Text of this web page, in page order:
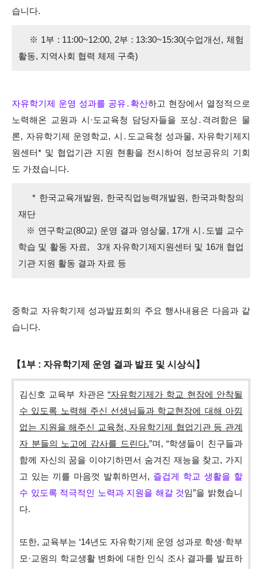
습니다.
※ 1부 : 11:00~12:00, 2부 : 13:30~15:30(수업개선, 체험
활동, 지역사회 협력 체제 구축)
자유학기제 운영 성과를 공유․확산하고 현장에서 열정적으로
노력해온 교원과 시·도교육청 담당자들을 포상․격려함은 물
론, 자유학기제 운영학교, 시․도교육청 성과물, 자유학기제지
원센터* 및 협업기관 지원 현황을 전시하여 정보공유의 기회
도 가졌습니다.
* 한국교육개발원, 한국직업능력개발원, 한국과학창의
재단
※ 연구학교(80교) 운영 결과 영상물, 17개 시․도별 교수
학습 및 활동 자료, 3개 자유학기제지원센터 및 16개 협업
기관 지원 활동 결과 자료 등
중학교 자유학기제 성과발표회의 주요 행사내용은 다음과 같
습니다.
【1부 : 자유학기제 운영 결과 발표 및 시상식】
김신호 교육부 차관은 “자유학기제가 학교 현장에 안착될
수 있도록 노력해 주신 선생님들과 학교현장에 대해 아낌
없는 지원을 해주신 교육청, 자유학기제 협업기관 등 관계
자 분들의 노고에 감사를 드린다.”며,“학생들이 친구들과
함께 자신의 꿈을 이야기하면서 숨겨진 재능을 찾고, 가지
고 있는 끼를 마음껏 발휘하면서, 즐겁게 학교 생활을 할
수 있도록 적극적인 노력과 지원을 해갈 것임”을 밝혔습니
다.
또한, 교육부는 ‘14년도 자유학기제 운영 성과로 학생·학부
모·교원의 학교생활 변화에 대한 인식 조사 결과를 발표하